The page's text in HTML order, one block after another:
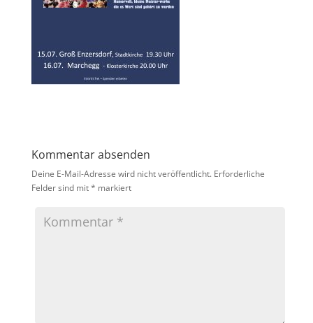
Kommentar absenden
Deine E-Mail-Adresse wird nicht veröffentlicht. Erforderliche
Felder sind mit* markiert